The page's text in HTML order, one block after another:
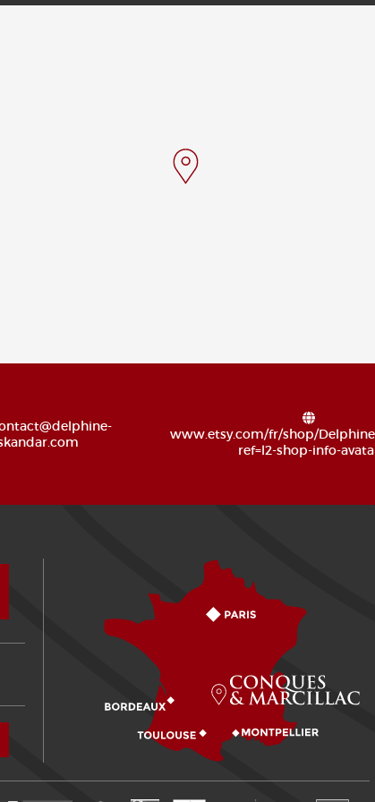
www.etsy.com/fr/shop/
ref=l2-shop-info-